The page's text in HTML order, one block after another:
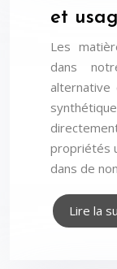
et
Les
dans
alternative
propriétés
dans de
Lire la